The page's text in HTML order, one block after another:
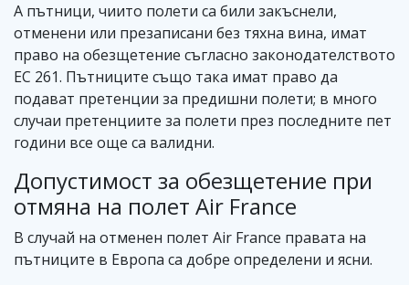
А пътници, чиито полети са били закъснели,
отменени или презаписани без тяхна вина, имат
право на обезщетение съгласно законодателството
EC 261. Пътниците също така имат право да
подават претенции за предишни полети; в много
случаи претенциите за полети през последните пет
години все още са валидни.
Допустимост за обезщетение при
отмяна на полет Air France
В случай на отменен полет Air France правата на
пътниците в Европа са добре определени и ясни.